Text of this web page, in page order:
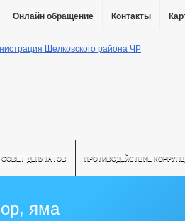
Онлайн обращение Контакты
СОВЕТ ДЕПУТАТОВ ПРОТИВОДЕЙСТВИЕ
яма